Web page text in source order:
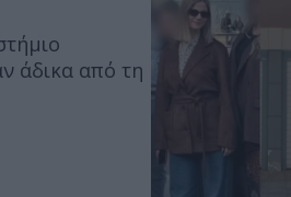
άδικα από τη